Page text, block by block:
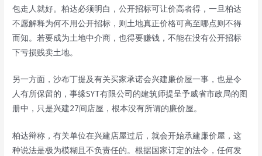
包走人就好。柏达必须明白，公开招标可让价高者得，一旦柏达
不愿解释为何不用公开招标，则土地真正价格可高至哪点则不得
而知。若要成为土地中介商，也得要赚钱，不能在没有公开招标
下亏损贱卖土地。
另一方面，沙布丁提及有关买家承诺会兴建廉价屋一事，也是令
人有所保留的，事缘SYT有限公司的建筑师提呈予威省市政局的图
册中，只是兴建27间店屋，根本没有所谓的廉价屋。
柏达辩称，有关单位在兴建店屋过后，就会开始承建廉价屋，这
种说法是极为模糊且不负责任的。根据国家订定的法令，任何发